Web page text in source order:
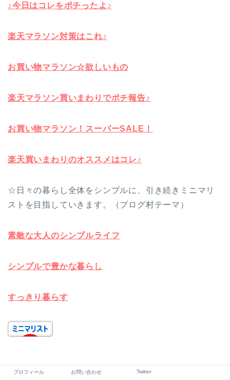
♪今日はコレをポチったよ♪
楽天マラソン対策はこれ♪
お買い物マラソン☆欲しいもの
楽天マラソン買いまわりでポチ報告♪
お買い物マラソン！スーパーSALE！
楽天買いまわりのオススメはコレ♪
☆日々の暮らし全体をシンプルに、引き続きミニマリ
ストを目指していきます。（ブログ村テーマ）
素敵な大人のシンプルライフ
シンプルで豊かな暮らし
すっきり暮らす
プロフィール お問い合わせ Twitter